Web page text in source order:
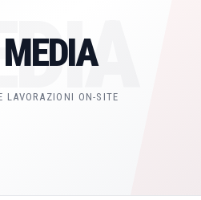
LAVORAZIONI ON-SITE